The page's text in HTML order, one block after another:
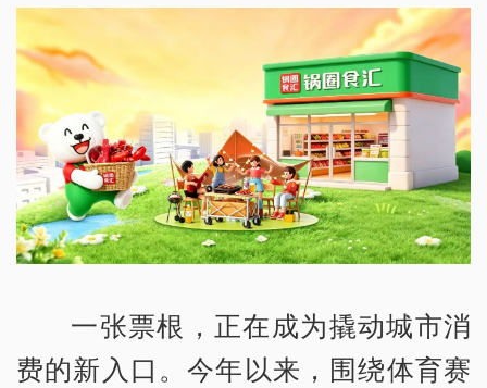
一张票根，正在成为撬动城市消
费的新入口。今年以来，围绕体育赛